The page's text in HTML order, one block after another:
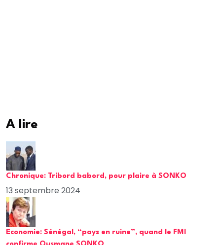
A lire
Chronique: Tribord babord, pour plaire à SONKO
13 septembre 2024
Economie: Sénégal, “pays en ruine”, quand le FMI